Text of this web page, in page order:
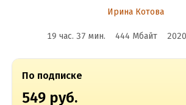
Ирина Котова
19 час. 37 мин. 444 Мбайт 2020
По подписке
549 руб.